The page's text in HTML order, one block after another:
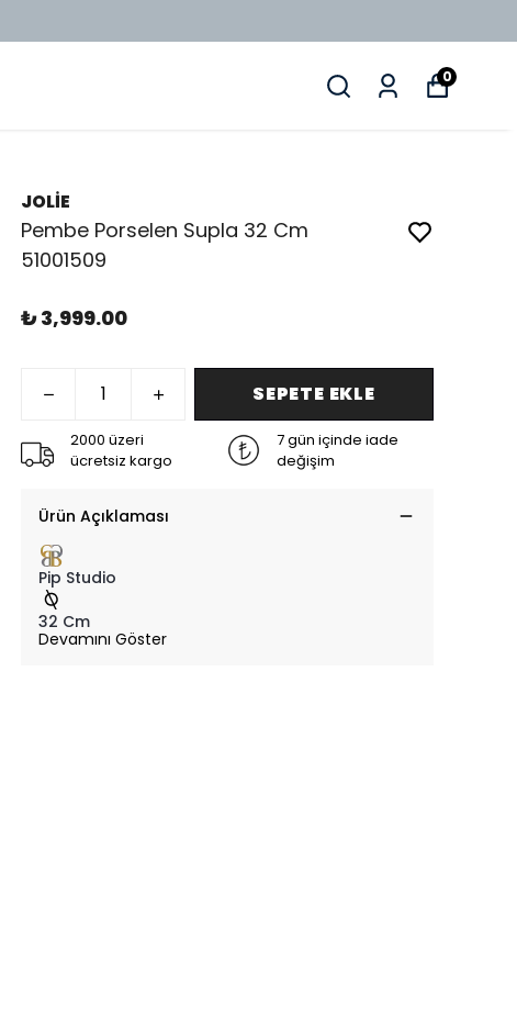
0
JOLİE
Pembe Porselen Supla 32 Cm
51001509
₺ 3,999.00
SEPETE EKLE
2000 üzeri
ücretsiz kargo
7 gün içinde iade
değişim
Ürün Açıklaması
Pip Studio
32 Cm
Devamını Göster